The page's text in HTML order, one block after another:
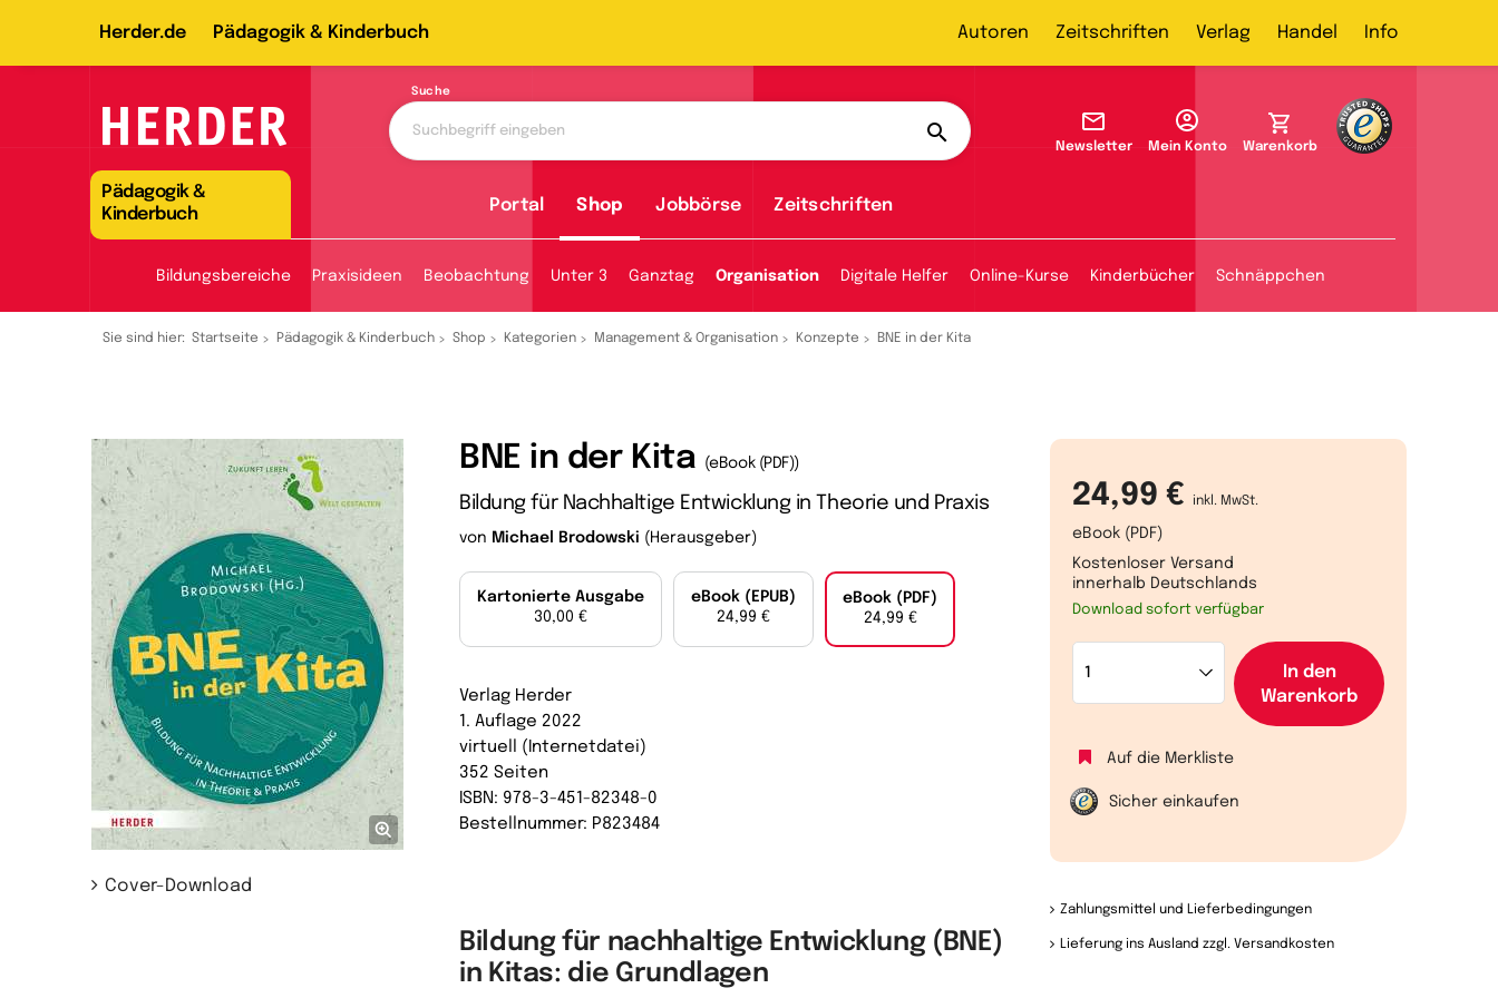
Herder.de Pädagogik & Kinderbuch Autoren Zeitschriften Verlag Handel Info
Suche
Pädagogik &
Kinderbuch
Newsletter Mein Konto Warenkorb
Portal Shop Jobbörse Zeitschriften
Bildungsbereiche Praxisideen Beobachtung Unter 3 Ganztag Organisation Digitale Helfer Online-Kurse Kinderbücher Schnäppchen
Sie sind hier: Startseite Pädagogik & Kinderbuch Shop Kategorien Management & Organisation Konzepte BNE in der Kita
Cover-Download
24,99 € inkl. MwSt.
eBook (PDF)
Kostenloser Versand
innerhalb Deutschlands
Download sofort verfügbar
In den
Warenkorb
Auf die Merkliste
Sicher einkaufen
Zahlungsmittel und Lieferbedingungen
Lieferung ins Ausland zzgl. Versandkosten
BNE in der Kita (eBook (PDF))
Bildung für Nachhaltige Entwicklung in Theorie und Praxis
von Michael Brodowski (Herausgeber)
Kartonierte Ausgabe
30,00 €
eBook (EPUB)
24,99 €
eBook (PDF)
24,99 €
Verlag Herder
1. Auflage 2022
virtuell (Internetdatei)
352 Seiten
ISBN: 978-3-451-82348-0
Bestellnummer: P823484
Bildung für nachhaltige Entwicklung (BNE)
in Kitas: die Grundlagen